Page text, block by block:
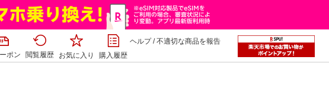
ポン 閲覧履歴 お気に入り 購入履歴
ヘルプ/不適切な商品を報告